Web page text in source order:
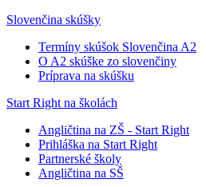
Slovenčina skúšky
Termíny skúšok Slovenčina A2
O A2 skúške zo slovenčiny
Príprava na skúšku
Start Right na školách
Angličtina na ZŠ - Start Right
Prihláška na Start Right
Partnerské školy
Angličtina na SŠ